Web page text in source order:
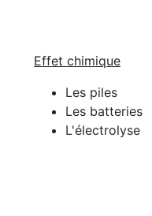
Effet chimique
Les piles
Les batteries
L'électrolyse